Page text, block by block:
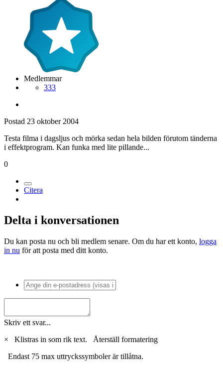
Medlemmar
333
Postad 23 oktober 2004
Testa filma i dagsljus och mörka sedan hela bilden förutom tänderna
i effektprogram. Kan funka med lite pillande...
0
Citera
Delta i konversationen
Du kan posta nu och bli medlem senare. Om du har ett konto, logga
in nu för att posta med ditt konto.
Skriv ett svar...
×
Klistras in som rik text. Återställ formatering
Endast 75 max uttryckssymboler är tillåtna.